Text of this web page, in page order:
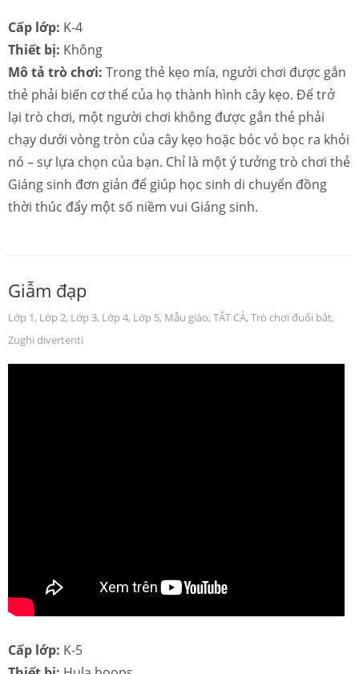
Cấp lớp: K-4
Thiết bị: Không
Mô tả trò chơi: Trong thẻ kẹo mía, người chơi được gắn
thẻ phải biến cơ thể của họ thành hình cây kẹo. Để trở
lại trò chơi, một người chơi không được gắn thẻ phải
chạy dưới vòng tròn của cây kẹo hoặc bóc vỏ bọc ra khỏi
nó – sự lựa chọn của bạn. Chỉ là một ý tưởng trò chơi thẻ
Giáng sinh đơn giản để giúp học sinh di chuyển đồng
thời thúc đẩy một số niềm vui Giáng sinh.
Giẫm đạp
Lớp 1, Lớp 2, Lớp 3, Lớp 4, Lớp 5, Mẫu giáo, TẤT CẢ, Trò chơi đuổi bắt,
Zughi divertenti
Cấp lớp: K-5